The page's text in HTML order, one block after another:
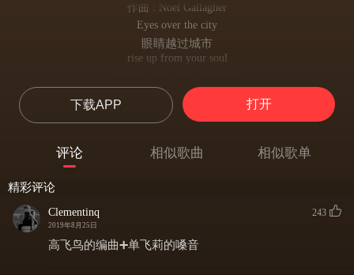
作曲 : Noel Gallagher
Eyes over the city
眼睛越过城市
rise up from your soul
They hang over the streets at night
它们悬浮在晚上的街道
Brought on by the cold
We live with the numbers
当你知道一切都是错
下载APP 打开
评论 相似歌曲 相似歌单
精彩评论
Clementinq
2019年8月25日
243
高飞鸟的编曲➕单飞莉的嗓音